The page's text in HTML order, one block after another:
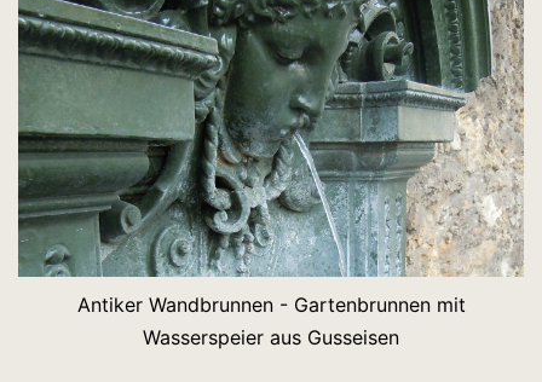
Antiker Wandbrunnen - Gartenbrunnen mit
Wasserspeier aus Gusseisen